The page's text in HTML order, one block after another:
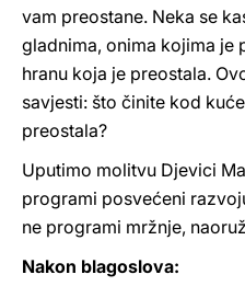
vam preostane. Neka se
gladnima, onima kojima je
hranu koja je preostala.
savjesti: što činite kod
preostala?
Uputimo molitvu Djevici
programi posvećeni
ne programi mržnje,
Nakon blagoslova: